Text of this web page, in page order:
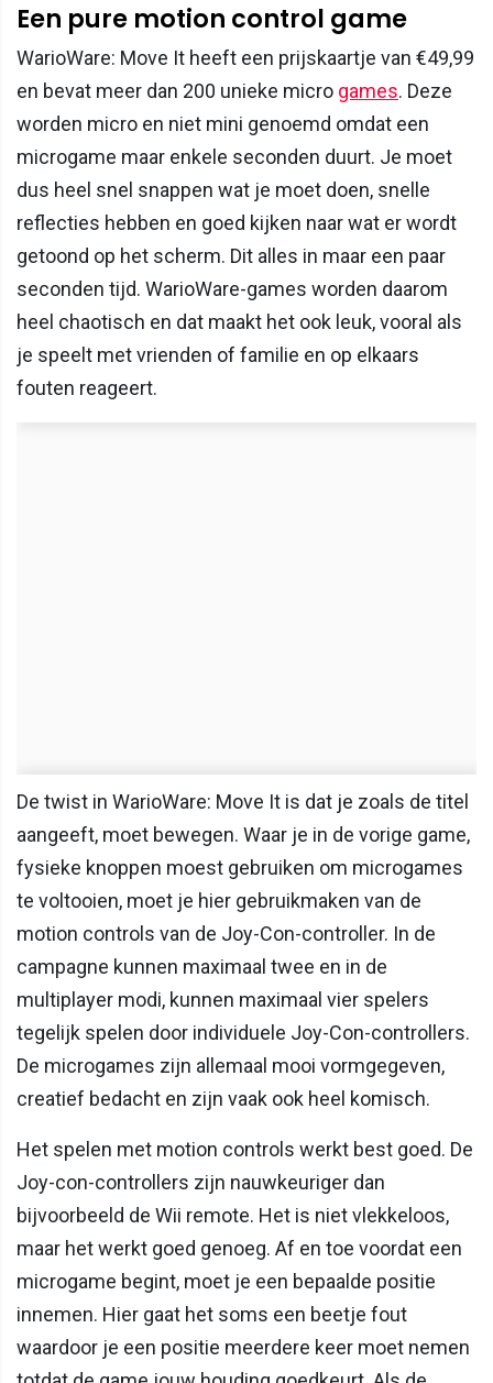
Een pure motion control game
WarioWare: Move It heeft een prijskaartje van €49,99
en bevat meer dan 200 unieke micro games. Deze
worden micro en niet mini genoemd omdat een
microgame maar enkele seconden duurt. Je moet
dus heel snel snappen wat je moet doen, snelle
reflecties hebben en goed kijken naar wat er wordt
getoond op het scherm. Dit alles in maar een paar
seconden tijd. WarioWare-games worden daarom
heel chaotisch en dat maakt het ook leuk, vooral als
je speelt met vrienden of familie en op elkaars
fouten reageert.
De twist in WarioWare: Move It is dat je zoals de titel
aangeeft, moet bewegen. Waar je in de vorige game,
fysieke knoppen moest gebruiken om microgames
te voltooien, moet je hier gebruikmaken van de
motion controls van de Joy-Con-controller. In de
campagne kunnen maximaal twee en in de
multiplayer modi, kunnen maximaal vier spelers
tegelijk spelen door individuele Joy-Con-controllers.
De microgames zijn allemaal mooi vormgegeven,
creatief bedacht en zijn vaak ook heel komisch.
Het spelen met motion controls werkt best goed. De
Joy-con-controllers zijn nauwkeuriger dan
bijvoorbeeld de Wii remote. Het is niet vlekkeloos,
maar het werkt goed genoeg. Af en toe voordat een
microgame begint, moet je een bepaalde positie
innemen. Hier gaat het soms een beetje fout
waardoor je een positie meerdere keer moet nemen